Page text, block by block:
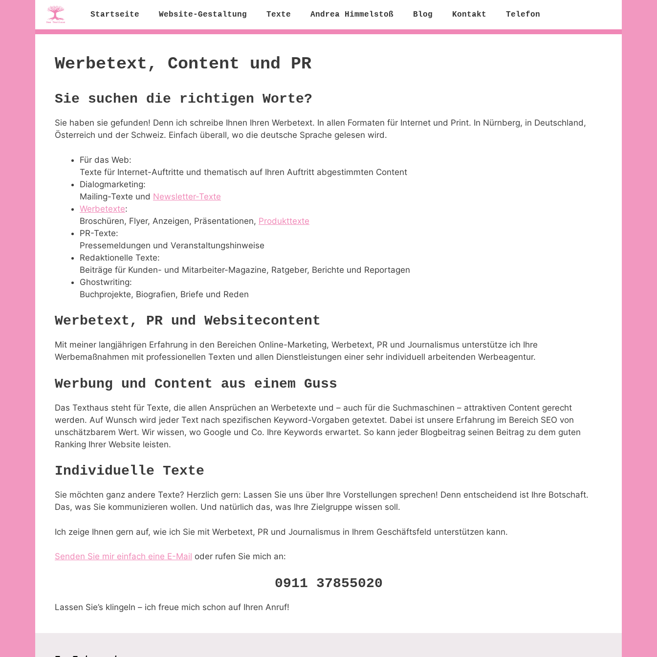
Startseite Website-Gestaltung Texte Andrea Himmelstoß Blog Kontakt Telefon
Werbetext, Content und PR
Sie suchen die richtigen Worte?
Sie haben sie gefunden! Denn ich schreibe Ihnen Ihren Werbetext. In allen Formaten für Internet und Print. In Nürnberg, in Deutschland,
Österreich und der Schweiz. Einfach überall, wo die deutsche Sprache gelesen wird.
Für das Web:
Texte für Internet-Auftritte und thematisch auf Ihren Auftritt abgestimmten Content
Dialogmarketing:
Mailing-Texte und Newsletter-Texte
Werbetexte:
Broschüren, Flyer, Anzeigen, Präsentationen, Produkttexte
PR-Texte:
Pressemeldungen und Veranstaltungshinweise
Redaktionelle Texte:
Beiträge für Kunden- und Mitarbeiter-Magazine, Ratgeber, Berichte und Reportagen
Ghostwriting:
Buchprojekte, Biografien, Briefe und Reden
Werbetext, PR und Websitecontent
Mit meiner langjährigen Erfahrung in den Bereichen Online-Marketing, Werbetext, PR und Journalismus unterstütze ich Ihre
Werbemaßnahmen mit professionellen Texten und allen Dienstleistungen einer sehr individuell arbeitenden Werbeagentur.
Werbung und Content aus einem Guss
Das Texthaus steht für Texte, die allen Ansprüchen an Werbetexte und – auch für die Suchmaschinen – attraktiven Content gerecht
werden. Auf Wunsch wird jeder Text nach spezifischen Keyword-Vorgaben getextet. Dabei ist unsere Erfahrung im Bereich SEO von
unschätzbarem Wert. Wir wissen, wo Google und Co. Ihre Keywords erwartet. So kann jeder Blogbeitrag seinen Beitrag zu dem guten
Ranking Ihrer Website leisten.
Individuelle Texte
Sie möchten ganz andere Texte? Herzlich gern: Lassen Sie uns über Ihre Vorstellungen sprechen! Denn entscheidend ist Ihre Botschaft.
Das, was Sie kommunizieren wollen. Und natürlich das, was Ihre Zielgruppe wissen soll.
Ich zeige Ihnen gern auf, wie ich Sie mit Werbetext, PR und Journalismus in Ihrem Geschäftsfeld unterstützen kann.
Senden Sie mir einfach eine E-Mail oder rufen Sie mich an:
0911 37855020
Lassen Sie’s klingeln – ich freue mich schon auf Ihren Anruf!